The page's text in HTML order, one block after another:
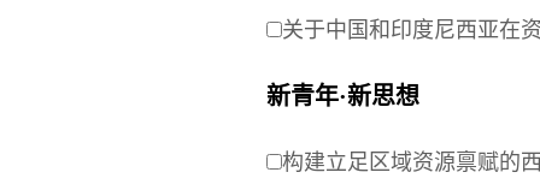
关于中国和印度尼西亚在
新青年·新思想
构建立足区域资源禀赋的